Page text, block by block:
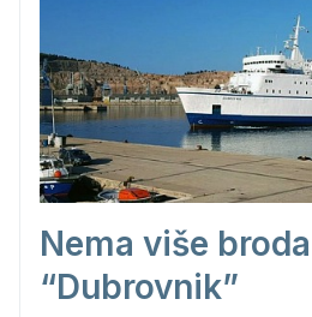
Nema više broda
“Dubrovnik”